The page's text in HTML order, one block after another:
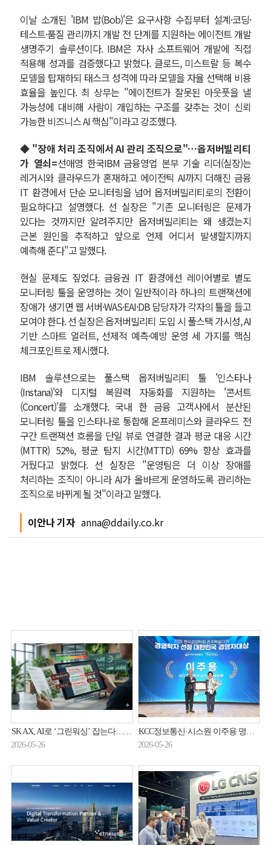
이날 소개된 'IBM 밥(Bob)'은 요구사항 수집부터 설계·코딩·
테스트·품질 관리까지 개발 전 단계를 지원하는 에이전트 개발
생명주기 솔루션이다. IBM은 자사 소프트웨어 개발에 직접
적용해 성과를 검증했다고 밝혔다. 클로드, 미스트랄 등 복수
모델을 탑재하되 태스크 성격에 따라 모델을 자율 선택해 비용
효율을 높인다. 최 상무는 "에이전트가 잘못된 아웃풋을 낼
가능성에 대비해 사람이 개입하는 구조를 갖추는 것이 신뢰
가능한 비즈니스 AI 핵심"이라고 강조했다.
◆ "장애 처리 조직에서 AI 관리 조직으로"…옵저버빌리티
가 열쇠=선애영 한국IBM 금융영업 본부 기술 리더(실장)는
레거시와 클라우드가 혼재하고 에이전틱 AI까지 더해진 금융
IT 환경에서 단순 모니터링을 넘어 옵저버빌리티로의 전환이
필요하다고 설명했다. 선 실장은 "기존 모니터링은 문제가
있다는 것까지만 알려주지만 옵저버빌리티는 왜 생겼는지
근본 원인을 추적하고 앞으로 언제 어디서 발생할지까지
예측해 준다"고 말했다.
현실 문제도 짚었다. 금융권 IT 환경에선 레이어별로 별도
모니터링 툴을 운영하는 것이 일반적이라 하나의 트랜잭션에
장애가 생기면 웹 서버·WAS·EAI·DB 담당자가 각자의 툴을 들고
모여야 한다. 선 실장은 옵저버빌리티 도입 시 풀스택 가시성, AI
기반 스마트 얼러트, 선제적 예측·예방 운영 세 가지를 핵심
체크포인트로 제시했다.
IBM 솔루션으로는 풀스택 옵저버빌리티 툴 '인스타나
(Instana)'와 디지털 복원력 자동화를 지원하는 '콘서트
(Concert)'를 소개했다. 국내 한 금융 고객사에서 분산된
모니터링 툴을 인스타나로 통합해 온프레미스와 클라우드 전
구간 트랜잭션 흐름을 단일 뷰로 연결한 결과 평균 대응 시간
(MTTR) 52%, 평균 탐지 시간(MTTD) 69% 향상 효과를
거뒀다고 밝혔다. 선 실장은 "운영팀은 더 이상 장애를
처리하는 조직이 아니라 AI가 올바르게 운영하도록 관리하는
조직으로 바뀌게 될 것"이라고 말했다.
이안나 기자 anna@ddaily.co.kr
SK AX, AI로 ‘그린워싱’ 잡는다…ESG 리스크 관리 강화
2026-05-26
KCC정보통신·시스원 이주용 명예회장, 2026 한국경영학회 ‘대한민국 경영자대상’
2026-05-26